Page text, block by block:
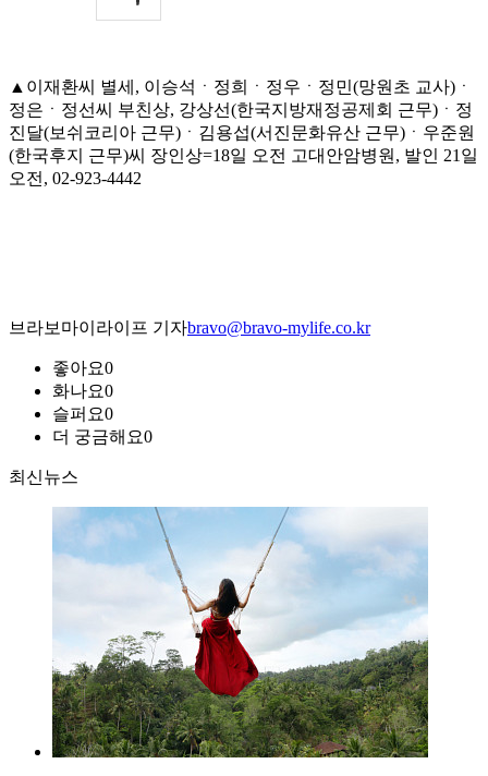
▲이재환씨 별세, 이승석ㆍ정희ㆍ정우ㆍ정민(망원초 교사)ㆍ
정은ㆍ정선씨 부친상, 강상선(한국지방재정공제회 근무)ㆍ정
진달(보쉬코리아 근무)ㆍ김용섭(서진문화유산 근무)ㆍ우준원
(한국후지 근무)씨 장인상=18일 오전 고대안암병원, 발인 21일
오전, 02-923-4442
브라보마이라이프 기자bravo@bravo-mylife.co.kr
좋아요0
화나요0
슬퍼요0
더 궁금해요0
최신뉴스